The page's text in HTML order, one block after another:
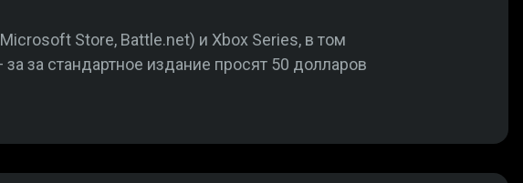
Store, Battle.net) и Xbox Series, в том
за стандартное издание просят 50 долларов